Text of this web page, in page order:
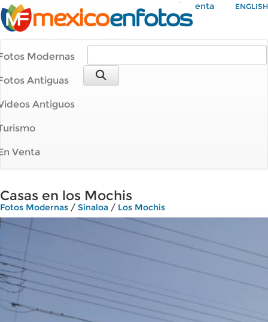
Mi Cuenta ENGLISH
Modernas
Antiguas
Antiguos
Venta
Casas en los Mochis
Fotos Modernas / Sinaloa / Los Mochis